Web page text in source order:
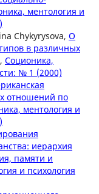
ментология и
Chykyrysova, О
в различных
, Соционика,
№ 1 (2000)
отношений по
ментология и
иерархия
памяти и
и психология